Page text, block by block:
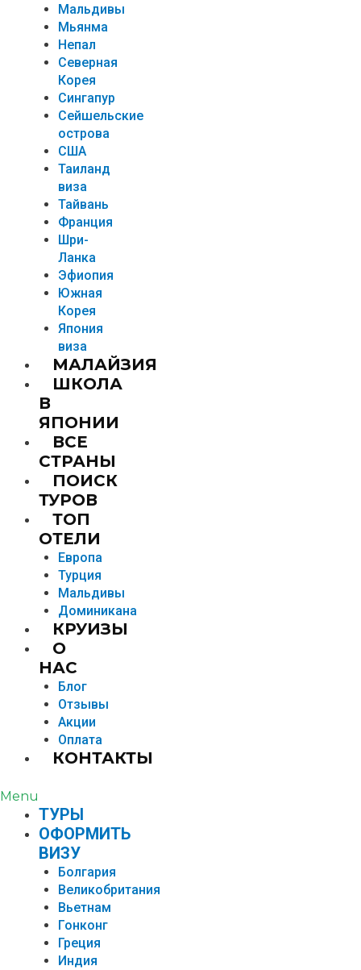
Мальдивы
Мьянма
Непал
Северная
Корея
Сингапур
Сейшельские
острова
США
Таиланд
виза
Тайвань
Франция
Шри-
Ланка
Эфиопия
Южная
Корея
Япония
виза
МАЛАЙЗИЯ
ШКОЛА
В
ЯПОНИИ
ВСЕ
СТРАНЫ
ПОИСК
ТУРОВ
ТОП
ОТЕЛИ
Европа
Турция
Мальдивы
Доминикана
КРУИЗЫ
О
НАС
Блог
Отзывы
Акции
Оплата
КОНТАКТЫ
Menu
TУРЫ
ОФОРМИТЬ
ВИЗУ
Болгария
Великобритания
Вьетнам
Гонконг
Греция
Индия